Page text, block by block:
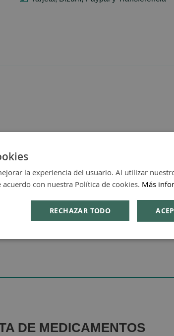
DE MEDICAMENTOS
la experiencia del usuario. Al utilizar
con nuestra Política de cookies. Más
RECHAZAR TODO